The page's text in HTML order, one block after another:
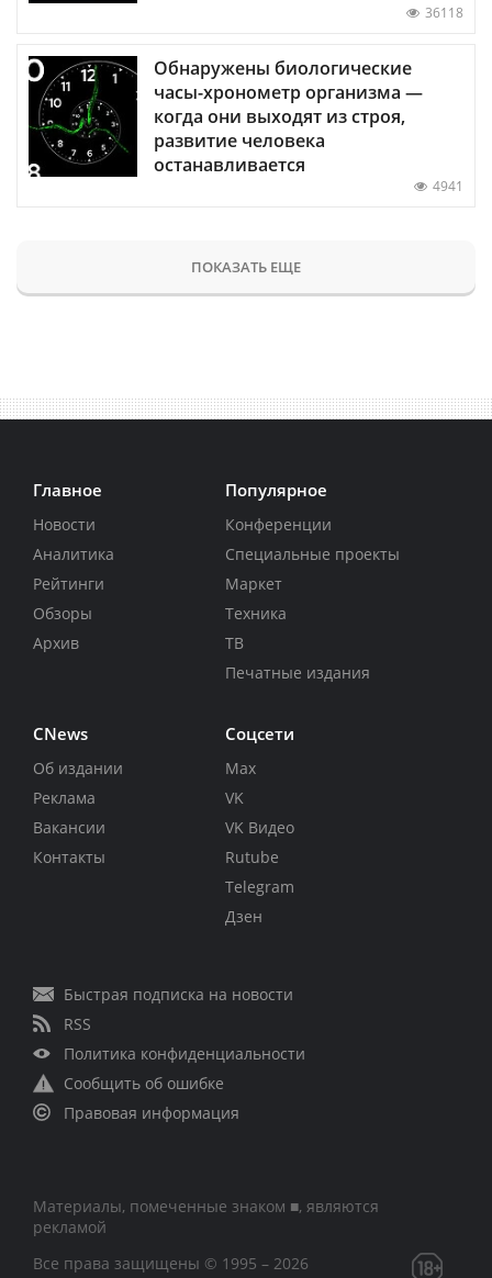
36118
Обнаружены биологические
часы-хронометр организма —
когда они выходят из строя,
развитие человека
останавливается
4941
ПОКАЗАТЬ ЕЩЕ
Главное
Новости
Аналитика
Рейтинги
Обзоры
Архив
Популярное
Конференции
Специальные проекты
Маркет
Техника
ТВ
Печатные издания
CNews
Об издании
Реклама
Вакансии
Контакты
Соцсети
Max
VK
VK Видео
Rutube
Telegram
Дзен
Быстрая подписка на новости
RSS
Политика конфиденциальности
Сообщить об ошибке
Правовая информация
Материалы, помеченные знаком ■, являются
рекламой
Все права защищены © 1995 – 2026